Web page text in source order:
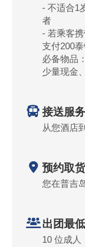
- 不适合1
者
- 若乘客
支付200
必备物品
少量现金
接送服务
从您酒店
预约取
您在普吉
出团最
10 位成人